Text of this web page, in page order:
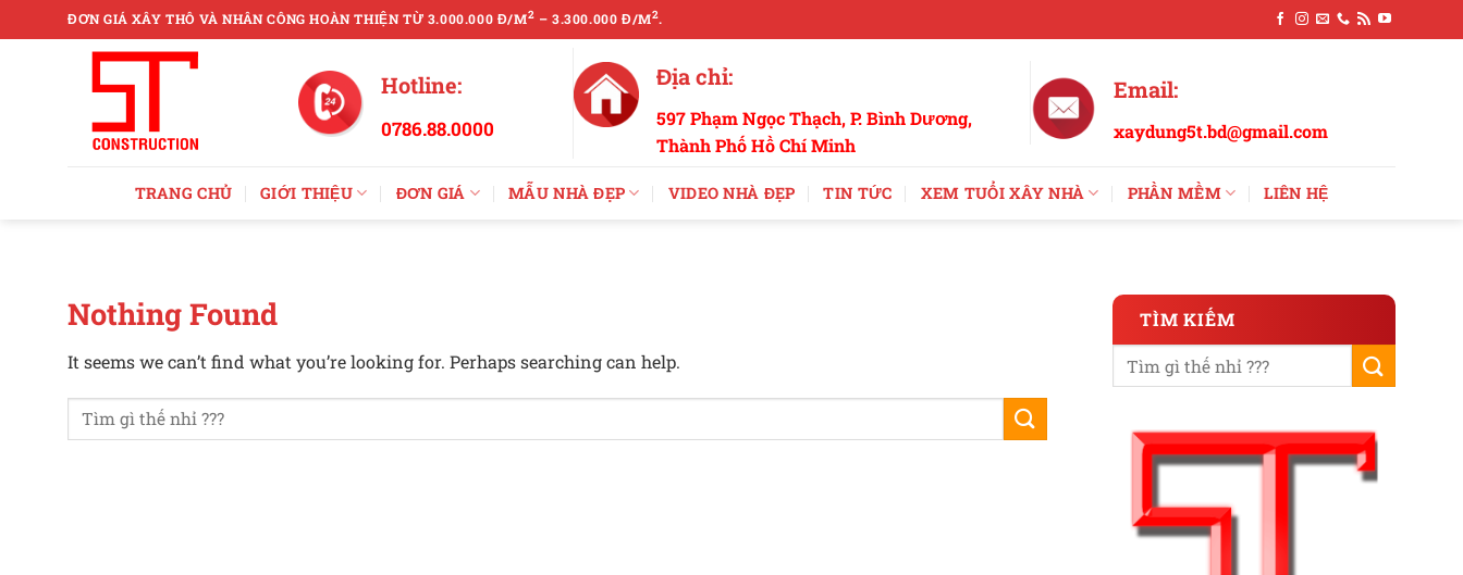
to
ĐƠN GIÁ XÂY THÔ VÀ NHÂN CÔNG HOÀN THIỆN TỪ 3.000.000 Đ/M2 – 3.300.000 Đ/M2.
Hotline:
0786.88.0000
Địa chỉ:
597 Phạm Ngọc Thạch, P. Bình Dương,
Thành Phố Hồ Chí Minh
Email:
xaydung5t.bd@gmail.com
TRANG CHỦ GIỚI THIỆU ĐƠN GIÁ MẪU NHÀ ĐẸP VIDEO NHÀ ĐẸP TIN TỨC XEM TUỔI XÂY NHÀ PHẦN MỀM LIÊN HỆ
Nothing Found
It seems we can’t find what you’re looking for. Perhaps searching can help.
TÌM KIẾM